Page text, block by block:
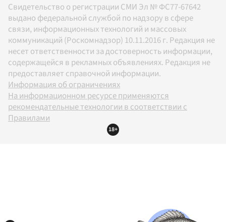
Свидетельство о регистрации СМИ Эл № ФС77-67642
выдано федеральной службой по надзору в сфере
связи, информационных технологий и массовых
коммуникаций (Роскомнадзор) 10.11.2016 г. Редакция не
несет ответственности за достоверность информации,
содержащейся в рекламных объявлениях. Редакция не
предоставляет справочной информации.
Информация об ограничениях
На информационном ресурсе применяются
рекомендательные технологии в соответствии с
Правилами
18+